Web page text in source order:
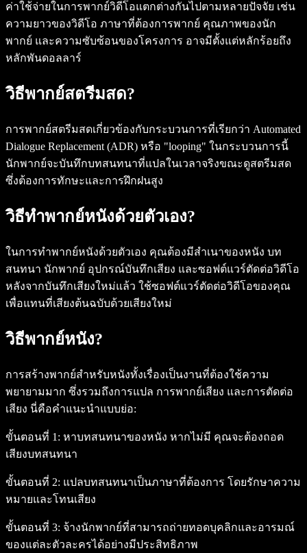
ค่าใช้จ่ายในการพากย์วิดีโอแตกต่างกันไปตามหลายปัจจัย เช่น
ความยาวของวิดีโอ ภาษาที่ต้องการพากย์ คุณภาพของนัก
พากย์ และความซับซ้อนของโครงการ อาจมีตั้งแต่หลักร้อยถึง
หลักพันดอลลาร์
วิธีพากย์สตรีมสด?
การพากย์สตรีมสดเกี่ยวข้องกับกระบวนการที่เรียกว่า Automated
Dialogue Replacement (ADR) หรือ "looping" ในกระบวนการนี้
นักพากย์จะบันทึกบทสนทนาที่แปลในเวลาจริงขณะดูสตรีมสด
ซึ่งต้องการทักษะและการฝึกฝนสูง
วิธีทำพากย์หนังด้วยตัวเอง?
ในการทำพากย์หนังด้วยตัวเอง คุณต้องมีสำเนาของหนัง บท
สนทนา นักพากย์ อุปกรณ์บันทึกเสียง และซอฟต์แวร์ตัดต่อวิดีโอ
หลังจากบันทึกเสียงใหม่แล้ว ใช้ซอฟต์แวร์ตัดต่อวิดีโอของคุณ
เพื่อแทนที่เสียงต้นฉบับด้วยเสียงใหม่
วิธีพากย์หนัง?
การสร้างพากย์สำหรับหนังทั้งเรื่องเป็นงานที่ต้องใช้ความ
พยายามมาก ซึ่งรวมถึงการแปล การพากย์เสียง และการตัดต่อ
เสียง นี่คือคำแนะนำแบบย่อ:
ขั้นตอนที่ 1: หาบทสนทนาของหนัง หากไม่มี คุณจะต้องถอด
เสียงบทสนทนา
ขั้นตอนที่ 2: แปลบทสนทนาเป็นภาษาที่ต้องการ โดยรักษาความ
หมายและโทนเสียง
ขั้นตอนที่ 3: จ้างนักพากย์ที่สามารถถ่ายทอดบุคลิกและอารมณ์
ของแต่ละตัวละครได้อย่างมีประสิทธิภาพ